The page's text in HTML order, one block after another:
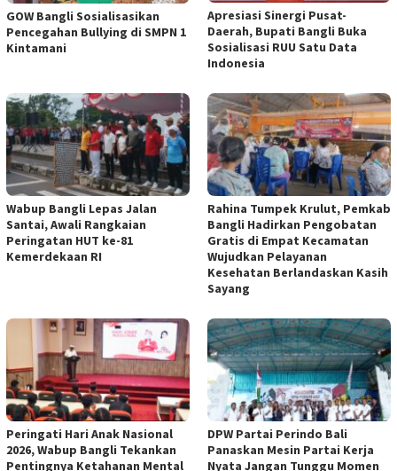
GOW Bangli Sosialisasikan
Pencegahan Bullying di SMPN 1
Kintamani
Apresiasi Sinergi Pusat-
Daerah, Bupati Bangli Buka
Sosialisasi RUU Satu Data
Indonesia
Wabup Bangli Lepas Jalan
Santai, Awali Rangkaian
Peringatan HUT ke-81
Kemerdekaan RI
Rahina Tumpek Krulut, Pemkab
Bangli Hadirkan Pengobatan
Gratis di Empat Kecamatan
Wujudkan Pelayanan
Kesehatan Berlandaskan Kasih
Sayang
Peringati Hari Anak Nasional
2026, Wabup Bangli Tekankan
Pentingnya Ketahanan Mental
DPW Partai Perindo Bali
Panaskan Mesin Partai Kerja
Nyata Jangan Tunggu Momen